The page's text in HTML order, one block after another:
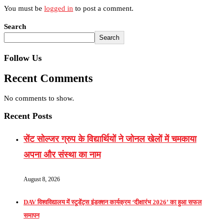
You must be logged in to post a comment.
Search
Search
Follow Us
Recent Comments
No comments to show.
Recent Posts
सेंट सोल्जर ग्रुप के विद्यार्थियों ने जोनल खेलों में चमकाया
अपना और संस्था का नाम
August 8, 2026
DAV विश्वविद्यालय में स्टूडेंट्स इंडक्शन कार्यक्रम ‘दीक्षारंभ 2026’ का हुआ सफल
समापन